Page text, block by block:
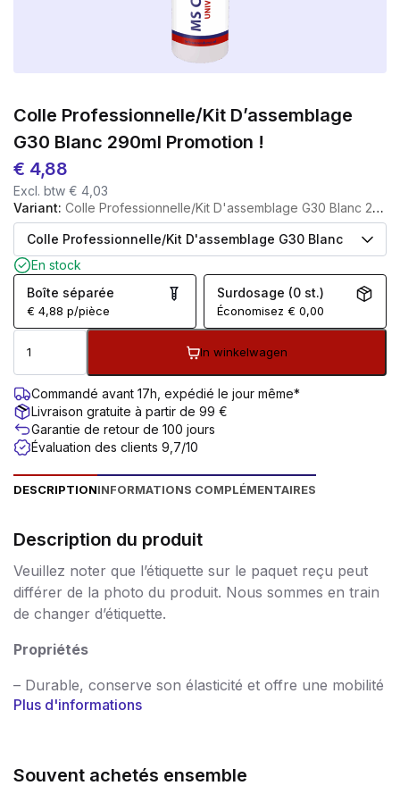
Colle Professionnelle/kit D’assemblage
G30 Blanc 290ml Promotion !
€ 4,88
Excl. btw € 4,03
Variant: Colle Professionnelle/kit D'assemblage G30 Blanc 290ml Promotion !
En stock
Boîte séparée
€ 4,88 p/pièce
Surdosage (0 st.)
Économisez€ 0,00
In winkelwagen
Commandé avant 17h, expédié le jour même*
Livraison gratuite à partir de 99 €
Garantie de retour de 100 jours
Évaluation des clients 9,7/10
DESCRIPTIONINFORMATIONS COMPLÉMENTAIRES
Description du produit
Veuillez noter que l’étiquette sur le paquet reçu peut
différer de la photo du produit. Nous sommes en train
de changer d’étiquette.
Propriétés
– Durable, conserve son élasticité et offre une mobilité
maximale de 25 %.
primaire.
Plus d'informations
Souvent achetés ensemble